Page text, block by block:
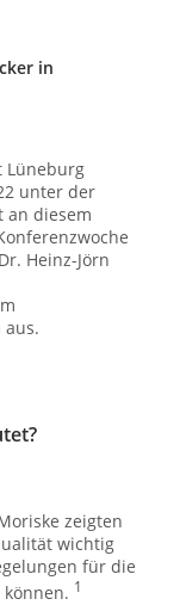
in
Lüneburg
unter der
an diesem
Heinz-Jörn
zeigten
wichtig
für die
1